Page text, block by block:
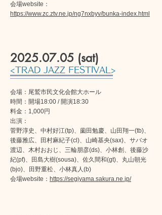
会場website：
https://www.zc.ztv.ne.jp/ng7nxbyv/bunka-index.html
2025.07.05 (sat)
<TRAD JAZZ FESTIVAL>
会場：尾鷲市民文化会館大ホール
時間：開場18:00 / 開演18:30
料金：1,000円
出演：
菅野淳史、中村好江(tp)、薗田勉慶、山田翔一(tb)、
後藤雅広、田村麻紀子(cl)、山崎基央(sax)、サバオ
渡辺、木村おおじ、三輪朋彦(ds)、小林創、後藤沙
紀(pf)、田島大樹(sousa)、佐久間和(gt)、丸山朝光
(bjo)、田野重松、小林真人(b)
​会場website： https://segiyama.sakura.ne.jp/